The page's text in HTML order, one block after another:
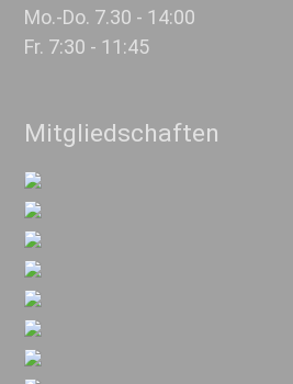
Mo.-Do. 7.30 - 14:00
Fr. 7:30 - 11:45
Mitgliedschaften